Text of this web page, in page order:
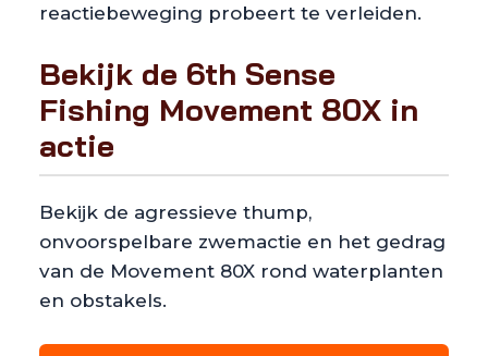
reactiebeweging probeert te verleiden.
Bekijk de 6th Sense
Fishing Movement 80X in
actie
Bekijk de agressieve thump,
onvoorspelbare zwemactie en het gedrag
van de Movement 80X rond waterplanten
en obstakels.